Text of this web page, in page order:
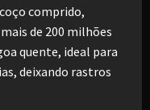
comprido,
de 200 milhões
quente, ideal para
deixando rastros